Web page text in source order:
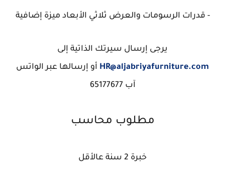
- قدرات الرسومات والعرض ثلاثي الأبعاد ميزة إضافية
يرجى إرسال سيرتك الذاتية إلى
HR@aljabriyafurniture.com أو إرسالها عبر الواتس
آب 65177677
مطلوب محاسب
خبرة 2 سنة عالأقل